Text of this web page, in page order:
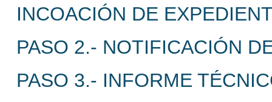
INCOACIÓN DE
PASO 2.- NOTIFICACIÓN
PASO 3.- INFORME